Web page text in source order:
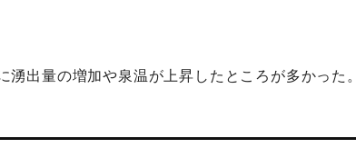
湧出量の増加や泉温が上昇したところが多かった。